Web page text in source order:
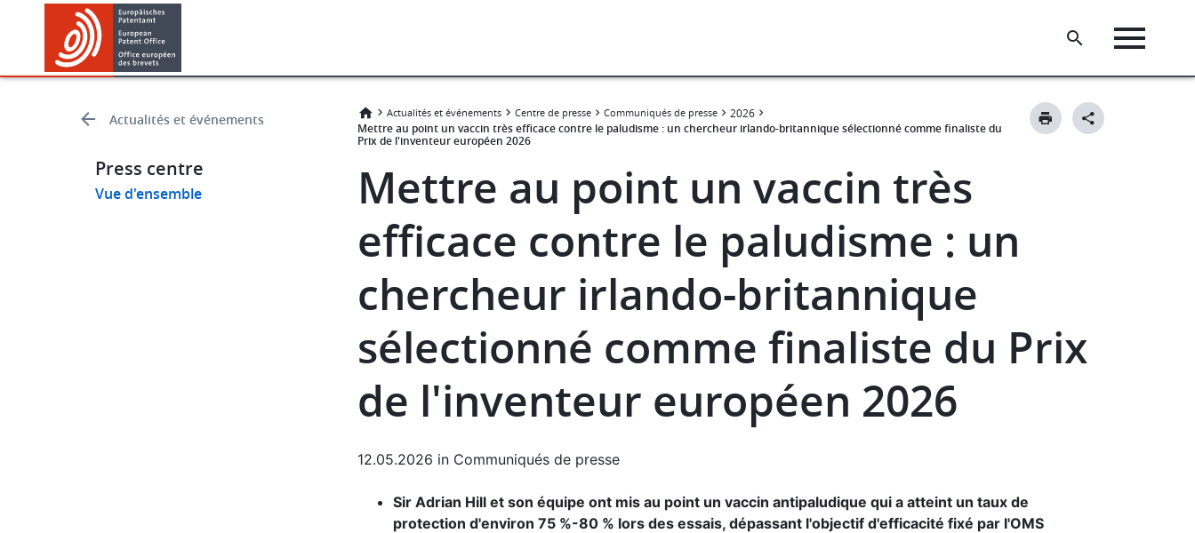
content
Actualités et événements
Press centre
Vue d'ensemble
Actualités et événements Centre de presse Communiqués de presse 2026
Mettre au point un vaccin très efficace contre le paludisme : un chercheur irlando-britannique sélectionné comme finaliste du
Prix de l'inventeur européen 2026
Mettre au point un vaccin très
efficace contre le paludisme : un
chercheur irlando-britannique
sélectionné comme finaliste du Prix
de l'inventeur européen 2026
12.05.2026 in Communiqués de presse
Sir Adrian Hill et son équipe ont mis au point un vaccin antipaludique qui a atteint un taux de
protection d'environ 75 %-80 % lors des essais, dépassant l'objectif d'efficacité fixé par l'OMS